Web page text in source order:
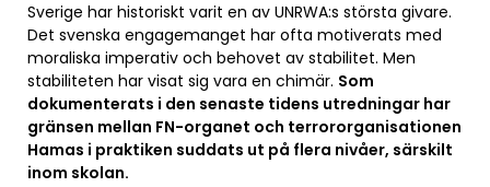
Sverige har historiskt varit en av UNRWA:s största givare.
Det svenska engagemanget har ofta motiverats med
moraliska imperativ och behovet av stabilitet. Men
stabiliteten har visat sig vara en chimär. Som
dokumenterats i den senaste tidens utredningar har
gränsen mellan FN-organet och terrororganisationen
Hamas i praktiken suddats ut på flera nivåer, särskilt
inom skolan.